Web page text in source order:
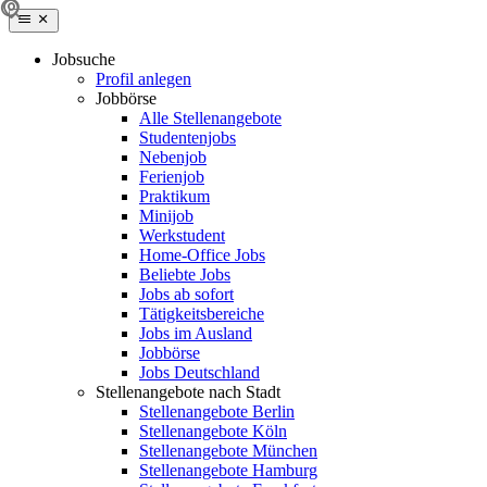
Jobsuche
Profil anlegen
Jobbörse
Alle Stellenangebote
Studentenjobs
Nebenjob
Ferienjob
Praktikum
Minijob
Werkstudent
Home-Office Jobs
Beliebte Jobs
Jobs ab sofort
Tätigkeitsbereiche
Jobs im Ausland
Jobbörse
Jobs Deutschland
Stellenangebote nach Stadt
Stellenangebote Berlin
Stellenangebote Köln
Stellenangebote München
Stellenangebote Hamburg